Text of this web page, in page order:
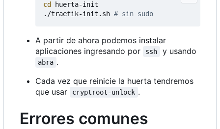
cd
huerta-init
./traefik-init.sh # sin sudo
A partir de ahora podemos instalar
aplicaciones ingresando por
ssh y usando
abra .
Cada vez que reinicie la huerta tendremos
que usar
cryptroot-unlock .
Errores comunes